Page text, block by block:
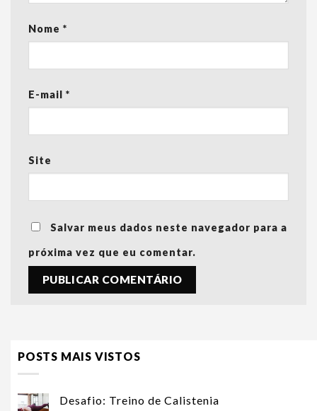
Nome *
E-mail *
Site
Salvar meus dados neste navegador para a
próxima vez que eu comentar.
POSTS MAIS VISTOS
Desafio: Treino de Calistenia